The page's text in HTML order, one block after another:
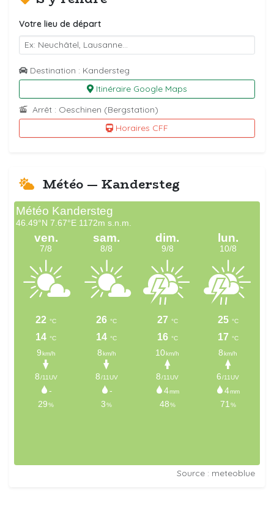
Votre lieu de départ
Destination : Kandersteg
Itinéraire Google Maps
Arrêt : Oeschinen (Bergstation)
Horaires CFF
Météo — Kandersteg
Source : meteoblue